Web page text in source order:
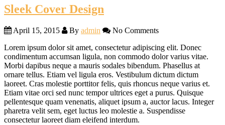
Sleek Cover Design
April 15, 2015 By admin
No Comments
Lorem ipsum dolor sit amet, consectetur adipiscing elit. Donec
condimentum accumsan ligula, non commodo dolor varius vitae.
Morbi dapibus neque a mauris sodales bibendum. Phasellus at
ornare tellus. Etiam vel ligula eros. Vestibulum dictum dictum
laoreet. Cras molestie porttitor felis, quis rhoncus neque varius et.
Etiam vitae orci sed nunc tempor ultrices eget a purus. Quisque
pellentesque quam venenatis, aliquet ipsum a, auctor lacus. Integer
pharetra velit sem, eget luctus leo molestie a. Suspendisse
consectetur laoreet diam eleifend interdum.